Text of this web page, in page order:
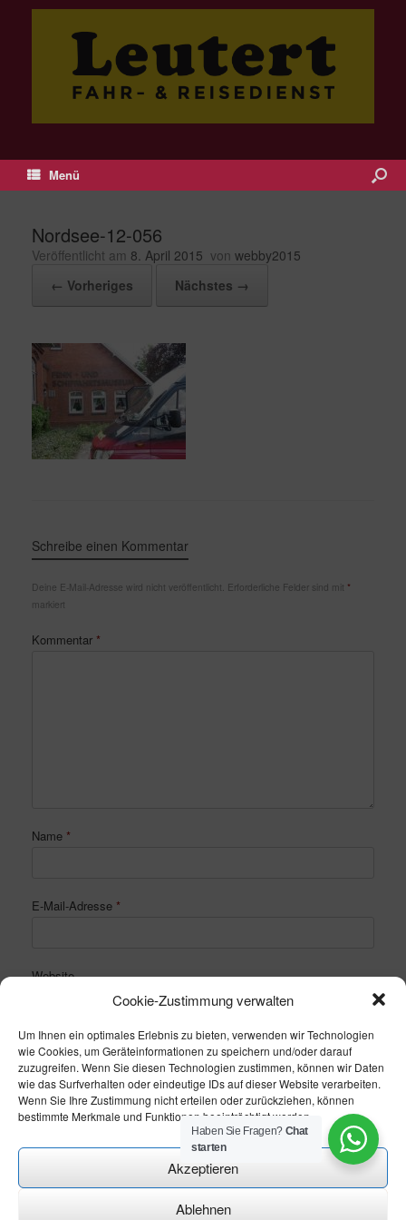
Cookie-Zustimmung verwalten
Um Ihnen ein optimales Erlebnis zu bieten, verwenden wir Technologien
wie Cookies, um Geräteinformationen zu speichern und/oder darauf
zuzugreifen. Wenn Sie diesen Technologien zustimmen, können wir Daten
wie das Surfverhalten oder eindeutige IDs auf dieser Website verarbeiten.
Wenn Sie Ihre Zustimmung nicht erteilen oder zurückziehen, können
bestimmte Merkmale und Funktionen beeinträchtigt werden.
Akzeptieren
Ablehnen
Menü
Nordsee-12-056
Veröffentlicht am 8. April 2015 von webby2015
← Vorheriges
Nächstes →
Schreibe einen Kommentar
Deine E-Mail-Adresse wird nicht veröffentlicht. Erforderliche Felder sind mit *
markiert
Kommentar *
Name *
E-Mail-Adresse *
Website
CN-Homepageservice
Haben Sie Fragen? Chat
starten